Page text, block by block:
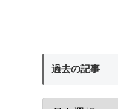
過去の記事